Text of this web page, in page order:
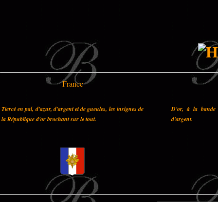
France
Tiercé en pal, d'azur, d'argent et de gueules, les insignes de
la République d'or brochant sur le tout.
D'or, à la bande
d'argent.